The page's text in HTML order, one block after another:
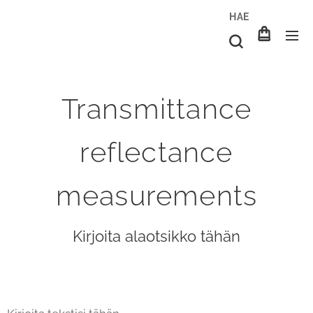
HAE
Transmittance
reflectance
measurements
Kirjoita alaotsikko tähän